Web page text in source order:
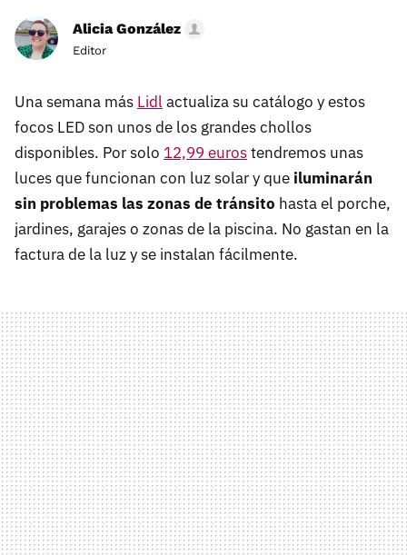
Alicia González
Editor
Una semana más Lidlactualiza su catálogo y estos
focos LED son unos de los grandes chollos
disponibles. Por solo 12,99 eurostendremos unas
luces que funcionan con luz solar y que iluminarán
sin problemas las zonas de tránsito hasta el porche,
jardines, garajes o zonas de la piscina. No gastan en la
factura de la luz y se instalan fácilmente.